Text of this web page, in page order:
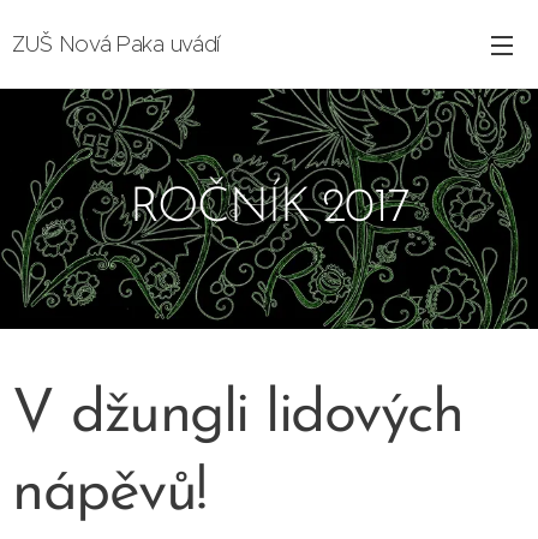
ZUŠ Nová Paka uvádí
ROČNÍK 2017
V džungli lidových
nápěvů!